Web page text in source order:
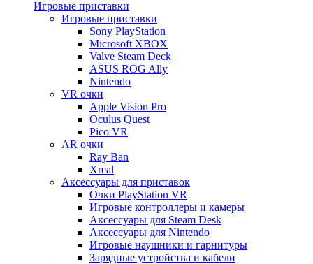
Игровые приставки
Игровые приставки
Sony PlayStation
Microsoft XBOX
Valve Steam Deck
ASUS ROG Ally
Nintendo
VR очки
Apple Vision Pro
Oculus Quest
Pico VR
AR очки
Ray Ban
Xreal
Аксессуары для приставок
Очки PlayStation VR
Игровые контроллеры и камеры
Аксессуары для Steam Desk
Аксессуары для Nintendo
Игровые наушники и гарнитуры
Зарядные устройства и кабели